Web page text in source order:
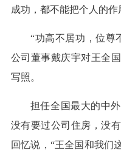
成功，都不能把个人的
“功高不居功，位尊
公司董事戴庆宇对王全
写照。
担任全国最大的中
没有要过公司住房，没
回忆说，“王全国和我们